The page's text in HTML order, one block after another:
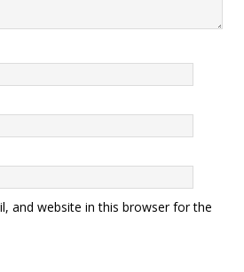
and website in this browser for the